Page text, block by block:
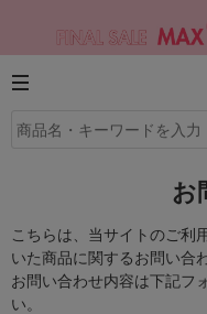
お
こちらは、当サイトのご利
いた商品に関するお問い合
お問い合わせ内容は下記フ
い。